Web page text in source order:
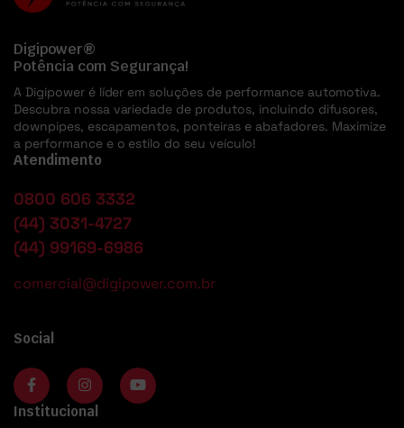
Digipower®
Potência com Segurança!
A Digipower é líder em soluções de performance automotiva.
Descubra nossa variedade de produtos, incluindo difusores,
downpipes, escapamentos, ponteiras e abafadores. Maximize
a performance e o estilo do seu veículo!
Atendimento
0800 606 3332
(44) 3031-4727
(44) 99169-6986
comercial@digipower.com.br
Social
Institucional